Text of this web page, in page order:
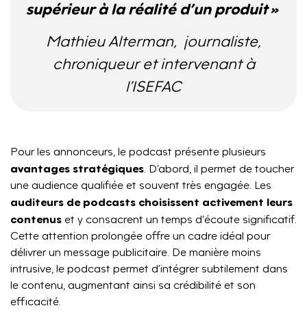
supérieur à la réalité d’un produit »
Mathieu Alterman, journaliste,
chroniqueur et intervenant à
l’ISEFAC
Pour les annonceurs, le podcast présente plusieurs
avantages stratégiques. D’abord, il permet de toucher
une audience qualifiée et souvent très engagée. Les
auditeurs de podcasts choisissent activement leurs
contenus et y consacrent un temps d’écoute significatif.
Cette attention prolongée offre un cadre idéal pour
délivrer un message publicitaire. De manière moins
intrusive, le podcast permet d’intégrer subtilement dans
le contenu, augmentant ainsi sa crédibilité et son
efficacité.